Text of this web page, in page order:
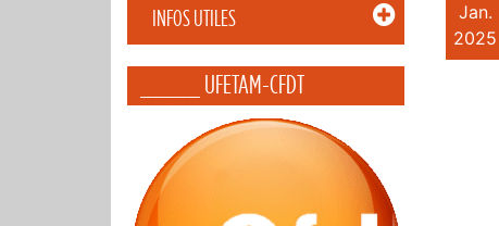
INFOS UTILES
_____ UFETAM-CFDT
Jan.
2025